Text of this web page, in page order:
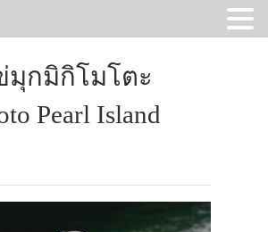
มุกมิกิโมโตะ
Pearl Island